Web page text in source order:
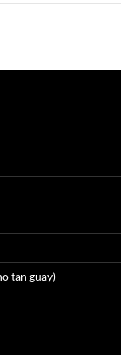
tan guay)